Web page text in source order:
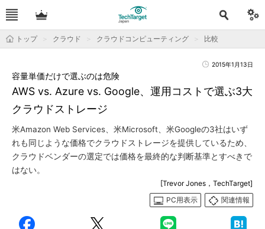
トップ クラウド クラウドコンピューティング 比較
2015年1月13日
AWS vs. Azure vs. Google、運用コストで選ぶ3大
クラウドストレージ
容量単価だけで選ぶのは危険
米Amazon Web Services、米Microsoft、米Googleの3社はいず
れも同じような価格でクラウドストレージを提供しているため、
クラウドベンダーの選定では価格を最終的な判断基準とすべきで
はない。
[Trevor Jones，TechTarget]
PC用表示
関連情報